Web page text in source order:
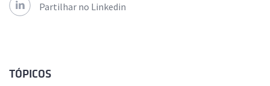
Partilhar no Linkedin
TÓPICOS